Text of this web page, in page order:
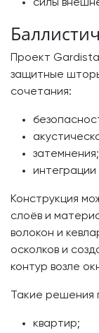
силы
Проект
защитные
сочетания:
затемнения;
интеграции
Конструкция
слоёв и
волокон и
осколков и
контур возле
Такие решения
квартир;